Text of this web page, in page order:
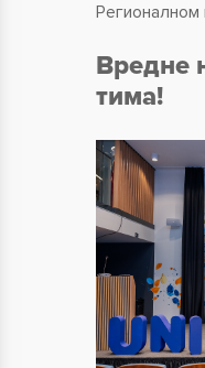
Регионалном
Вредне
тима!